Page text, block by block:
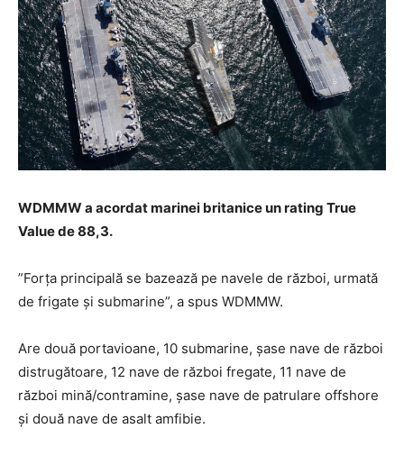
WDMMW a acordat marinei britanice un rating True
Value de 88,3.
”Forța principală se bazează pe navele de război, urmată
de frigate și submarine”, a spus WDMMW.
Are două portavioane, 10 submarine, șase nave de război
distrugătoare, 12 nave de război fregate, 11 nave de
război mină/contramine, șase nave de patrulare offshore
și două nave de asalt amfibie.